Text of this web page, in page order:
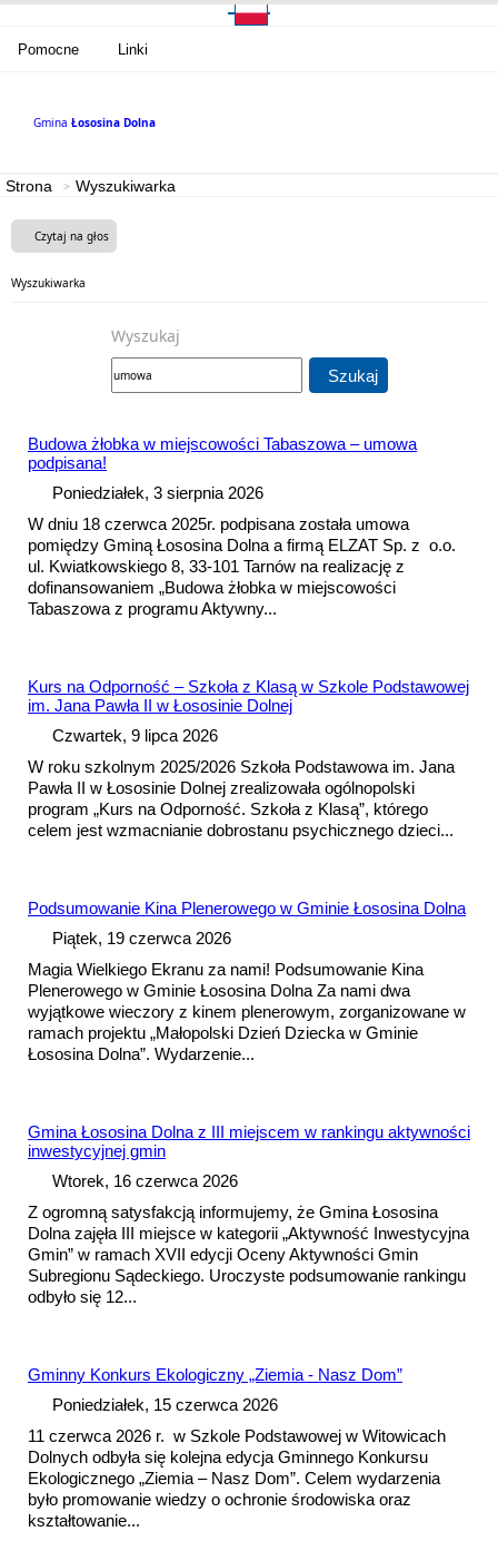
Pomocne Linki
Gmina Łososina Dolna
Strona Wyszukiwarka
Czytaj na głos
Wyszukiwarka
Wyszukaj
Szukaj
Budowa żłobka w miejscowości Tabaszowa – umowa
podpisana!
Poniedziałek, 3 sierpnia 2026
W dniu 18 czerwca 2025r. podpisana została umowa
pomiędzy Gminą Łososina Dolna a firmą ELZAT Sp. z o.o.
ul. Kwiatkowskiego 8, 33-101 Tarnów na realizację z
dofinansowaniem „Budowa żłobka w miejscowości
Tabaszowa z programu Aktywny...
Kurs na Odporność – Szkoła z Klasą w Szkole Podstawowej
im. Jana Pawła II w Łososinie Dolnej
Czwartek, 9 lipca 2026
W roku szkolnym 2025/2026 Szkoła Podstawowa im. Jana
Pawła II w Łososinie Dolnej zrealizowała ogólnopolski
program „Kurs na Odporność. Szkoła z Klasą”, którego
celem jest wzmacnianie dobrostanu psychicznego dzieci...
Podsumowanie Kina Plenerowego w Gminie Łososina Dolna
Piątek, 19 czerwca 2026
Magia Wielkiego Ekranu za nami! Podsumowanie Kina
Plenerowego w Gminie Łososina Dolna Za nami dwa
wyjątkowe wieczory z kinem plenerowym, zorganizowane w
ramach projektu „Małopolski Dzień Dziecka w Gminie
Łososina Dolna”. Wydarzenie...
Gmina Łososina Dolna z III miejscem w rankingu aktywności
inwestycyjnej gmin
Wtorek, 16 czerwca 2026
Z ogromną satysfakcją informujemy, że Gmina Łososina
Dolna zajęła III miejsce w kategorii „Aktywność Inwestycyjna
Gmin” w ramach XVII edycji Oceny Aktywności Gmin
Subregionu Sądeckiego. Uroczyste podsumowanie rankingu
odbyło się 12...
Gminny Konkurs Ekologiczny „Ziemia - Nasz Dom”
Poniedziałek, 15 czerwca 2026
11 czerwca 2026 r. w Szkole Podstawowej w Witowicach
Dolnych odbyła się kolejna edycja Gminnego Konkursu
Ekologicznego „Ziemia – Nasz Dom”. Celem wydarzenia
było promowanie wiedzy o ochronie środowiska oraz
kształtowanie...